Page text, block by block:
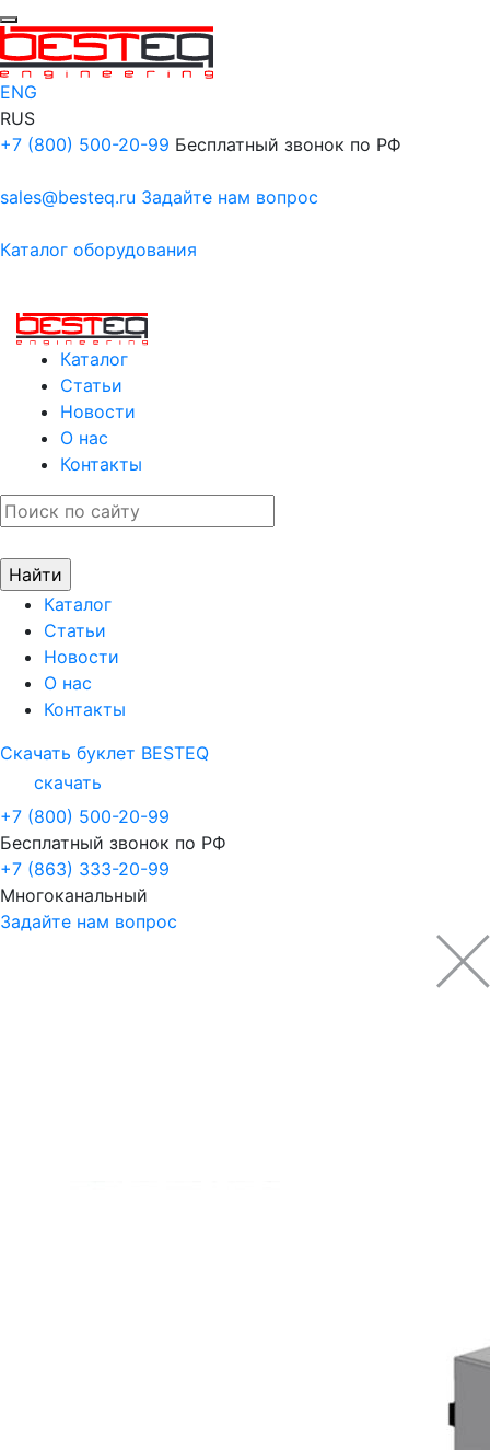
ENG
RUS
+7 (800) 500-20-99 Бесплатный звонок по РФ
sales@besteq.ru Задайте нам вопрос
Каталог оборудования
Каталог
Статьи
Новости
О нас
Контакты
Каталог
Статьи
Новости
О нас
Контакты
Скачать буклет BESTEQ
скачать
+7 (800) 500-20-99
Бесплатный звонок по РФ
+7 (863) 333-20-99
Многоканальный
Задайте нам вопрос